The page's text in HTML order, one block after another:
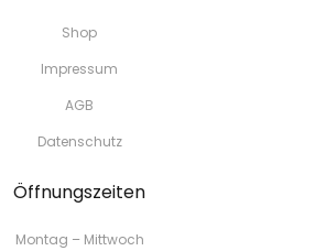
Shop
Impressum
AGB
Datenschutz
Öffnungszeiten
Montag – Mittwoch